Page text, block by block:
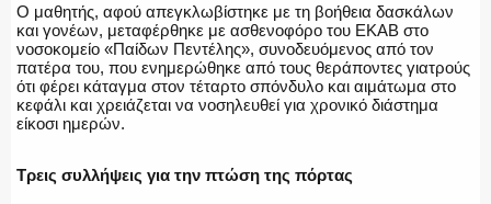
Η ΦΩΝΗ ΣΟΥ
ΟΠΛΑ/ΕΞΟΠΛΙΣΜΟΣ
Ο μαθητής, αφού απεγκλωβίστηκε με τη βοήθεια δασκάλων
και γονέων, μεταφέρθηκε με ασθενοφόρο του ΕΚΑΒ στο
νοσοκομείο «Παίδων Πεντέλης», συνοδευόμενος από τον
πατέρα του, που ενημερώθηκε από τους θεράποντες γιατρούς
ότι φέρει κάταγμα στον τέταρτο σπόνδυλο και αιμάτωμα στο
κεφάλι και χρειάζεται να νοσηλευθεί για χρονικό διάστημα
είκοσι ημερών.
Τρεις συλλήψεις για την πτώση της πόρτας